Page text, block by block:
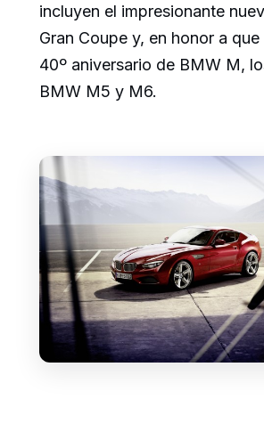
incluyen el impresionante
Gran Coupe y, en honor a que
40º aniversario de BMW M,
BMW M5 y M6.